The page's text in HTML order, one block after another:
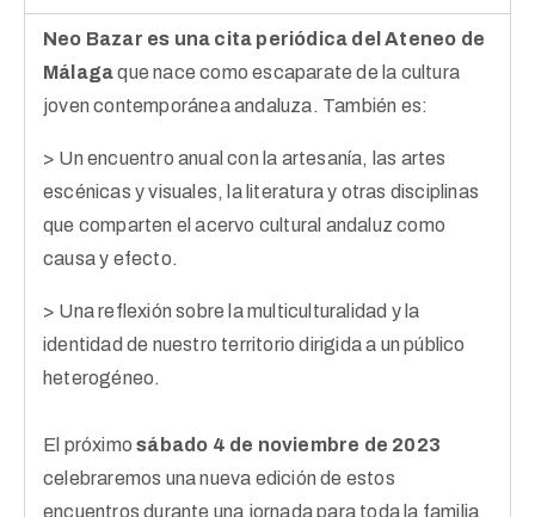
Neo Bazar es una cita periódica delAteneo de
Málagaque nace como escaparate de la cultura
joven contemporánea andaluza. También es:
> Un encuentro anual con la artesanía, las artes
escénicas y visuales, la literatura y otras disciplinas
que comparten el acervo cultural andaluz como
causa y efecto.
> Una reflexión sobre la multiculturalidad y la
identidad de nuestro territorio dirigida a un público
heterogéneo.
El próximosábado 4 de noviembre de 2023
celebraremos una nueva edición de estos
encuentros durante una jornada para toda la familia